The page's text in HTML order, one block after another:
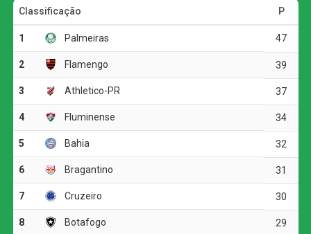
O primeiro tempo foi movimentado e o Botafogo teve a
iniciativa, criando as chances mais claras da etapa inicial.
Aos 12 minutos, Arthur Cabral finalizou de dentro da área
e exigiu ótima intervenção de Lucas Arcanjo. Pouco
depois, aos 19, o goleiro voltou a aparecer, dessa vez
defendendo chute rasteiro de Matheus Martins e
mantendo o placar zerado.
Na segunda etapa, o time da casa manteve a pressão
acertou a trave com um finalização perigosa. Aos 12
minutos, Arthur Cabral voltou a ameaçar em jogada de
cabeça, mas Arcanjo mais uma vez foi bem, indo ao chão
para realizar a defesa e confirmar sua atuação de